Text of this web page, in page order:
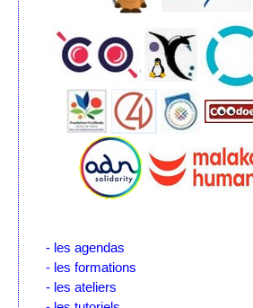
- les agendas
- les formations
- les ateliers